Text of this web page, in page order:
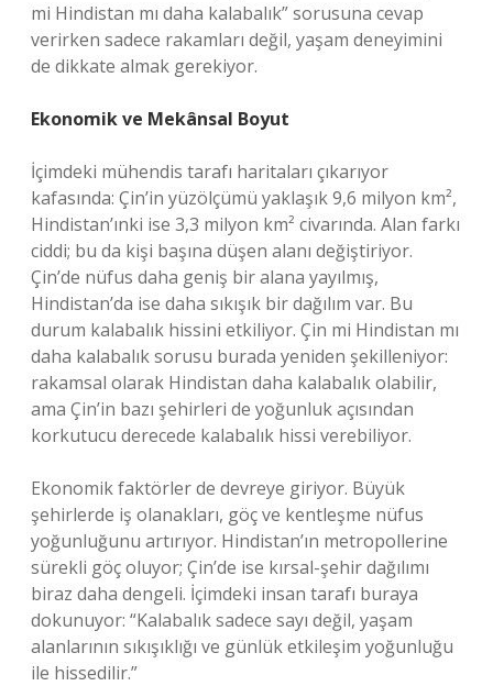
mi Hindistan mı daha kalabalık” sorusuna cevap
verirken sadece rakamları değil, yaşam deneyimini
de dikkate almak gerekiyor.
Ekonomik ve Mekânsal Boyut
İçimdeki mühendis tarafı haritaları çıkarıyor
kafasında: Çin’in yüzölçümü yaklaşık 9,6 milyon km²,
Hindistan’ınki ise 3,3 milyon km² civarında. Alan farkı
ciddi; bu da kişi başına düşen alanı değiştiriyor.
Çin’de nüfus daha geniş bir alana yayılmış,
Hindistan’da ise daha sıkışık bir dağılım var. Bu
durum kalabalık hissini etkiliyor. Çin mi Hindistan mı
daha kalabalık sorusu burada yeniden şekilleniyor:
rakamsal olarak Hindistan daha kalabalık olabilir,
ama Çin’in bazı şehirleri de yoğunluk açısından
korkutucu derecede kalabalık hissi verebiliyor.
Ekonomik faktörler de devreye giriyor. Büyük
şehirlerde iş olanakları, göç ve kentleşme nüfus
yoğunluğunu artırıyor. Hindistan’ın metropollerine
sürekli göç oluyor; Çin’de ise kırsal-şehir dağılımı
biraz daha dengeli. İçimdeki insan tarafı buraya
dokunuyor: “Kalabalık sadece sayı değil, yaşam
alanlarının sıkışıklığı ve günlük etkileşim yoğunluğu
ile hissedilir.”